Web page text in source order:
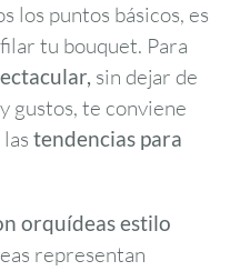
los puntos básicos, es
tu bouquet. Para
sin dejar de
gustos, te conviene
tendencias para
orquídeasestilo
representan